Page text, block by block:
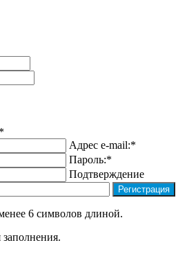
*
Адрес e-mail:*
Пароль:*
Подтверждение
6 символов длиной.